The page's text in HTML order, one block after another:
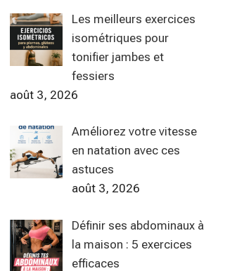
Les meilleurs exercices
isométriques pour
tonifier jambes et
fessiers
août 3, 2026
Améliorez votre vitesse
en natation avec ces
astuces
août 3, 2026
Définir ses abdominaux à
la maison : 5 exercices
efficaces